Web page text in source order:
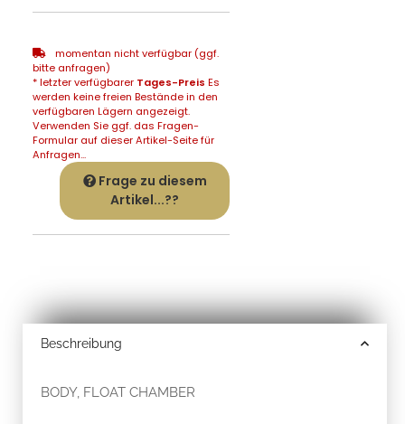
momentan nicht verfügbar (ggf.
bitte anfragen)
* letzter verfügbarer Tages-Preis Es
werden keine freien Bestände in den
verfügbaren Lägern angezeigt.
Verwenden Sie ggf. das Fragen-
Formular auf dieser Artikel-Seite für
Anfragen...
Frage zu diesem
Artikel...??
Beschreibung
BODY, FLOAT CHAMBER